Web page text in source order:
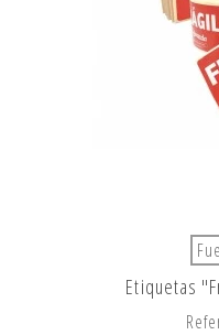
Etiquetas